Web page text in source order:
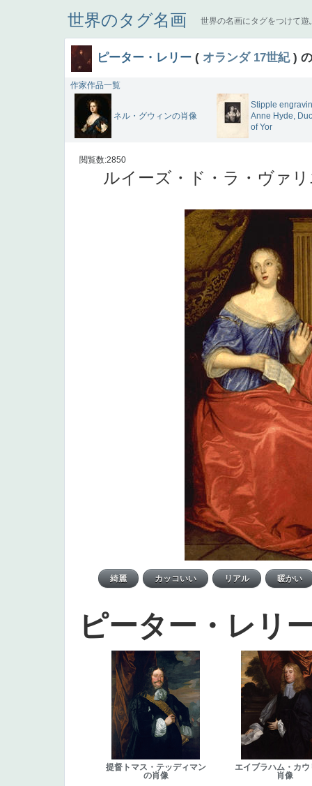
世界のタグ名画 世界の名画にタグをつけて遊
ピーター・レリー ( オランダ 17世紀)
作家作品一覧
ネル・グウィンの肖像
Stipple
Anne Hyde,
of Yor
閲覧数:2850
ルイーズ・ド・ラ・ヴァ
ピーター・レリ
提督トマス・テッディマン
の肖像
エイブラハム・カウ
肖像